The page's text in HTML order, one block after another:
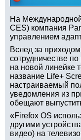
На
CES) компания
управлением
Вслед за
сотрудничестве
на новой линейке
название Life+
настраиваемый
уведомления из
обещают
«Firefox OS
другими
видео) на